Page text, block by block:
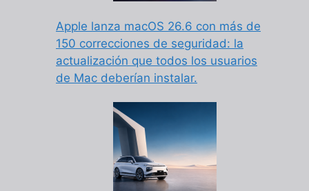
Apple lanza macOS 26.6 con más de
150 correcciones de seguridad: la
actualización que todos los usuarios
de Mac deberían instalar.